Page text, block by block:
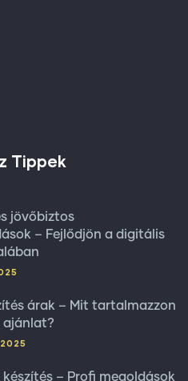
Tippek
jövőbiztos
– Fejlődjön a digitális
árak – Mit tartalmazzon
ajánlat?
– Profi megoldások